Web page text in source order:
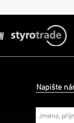
Napište